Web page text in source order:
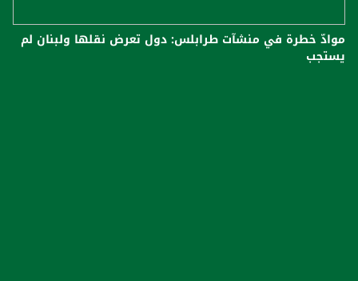
موادّ خطرة في منشآت طرابلس: دول تعرض نقلها ولبنان لم
يستجب